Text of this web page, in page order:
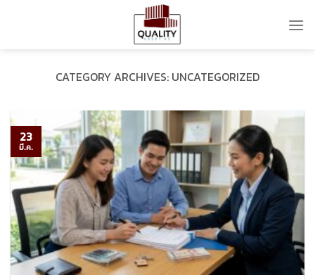
CATEGORY ARCHIVES: UNCATEGORIZED
23
มี.ค.